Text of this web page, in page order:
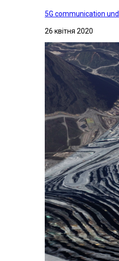
5G communication
26 квітня 2020